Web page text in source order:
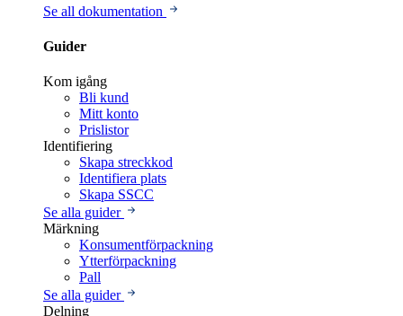
Se all dokumentation
Guider
Kom igång
Bli kund
Mitt konto
Prislistor
Identifiering
Skapa streckkod
Identifiera plats
Skapa SSCC
Se alla guider
Märkning
Konsumentförpackning
Ytterförpackning
Pall
Se alla guider
Delning